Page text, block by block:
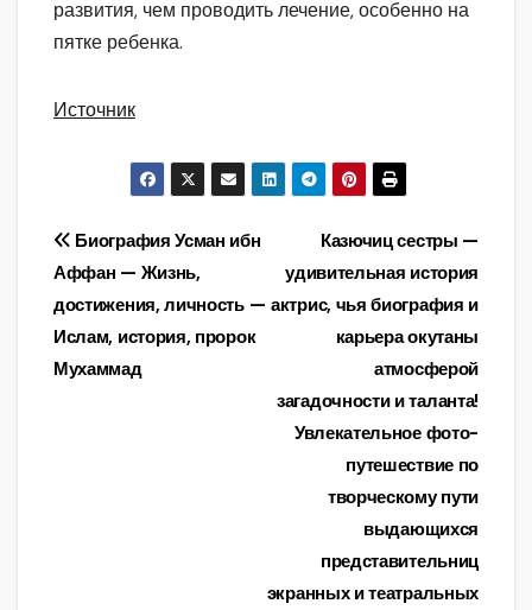
развития, чем проводить лечение, особенно на
пятке ребенка.
Источник
Навигация
по
записям
Казючиц сестры —
удивительная история
актрис, чья биография и
карьера окутаны
атмосферой
загадочности и таланта!
Увлекательное фото-
путешествие по
творческому пути
выдающихся
представительниц
экранных и театральных
Биография Усман ибн
Аффан — Жизнь,
достижения, личность —
Ислам, история, пророк
Мухаммад